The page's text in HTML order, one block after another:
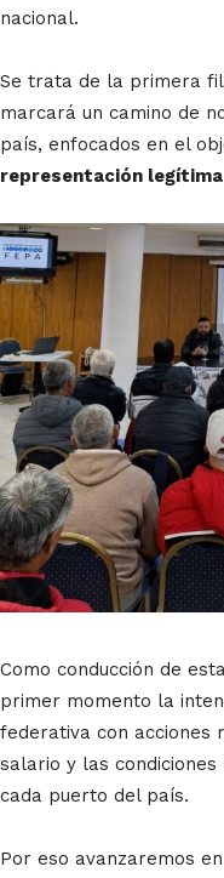
nacional.
Se trata de la primera
marcará un camino de
país, enfocados en el
representación
Como conducción de
primer momento la
federativa con acciones
salario y las
cada puerto del país.
Por eso avanzaremos